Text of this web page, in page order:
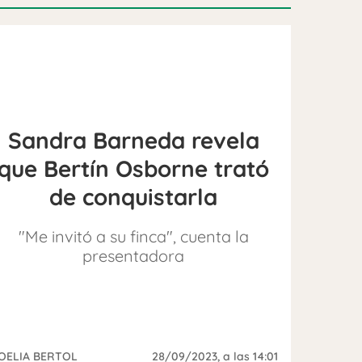
Sandra Barneda revela
Bertín Osborne trató
de conquistarla
"Me invitó a su finca", cuenta la
presentadora
BERTOL 28/09/2023, a las 14:01